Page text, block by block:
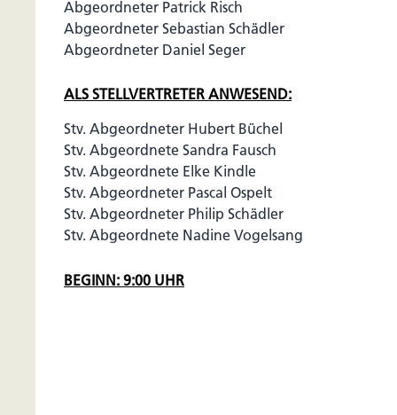
Abgeordneter Patrick Risch
Abgeordneter Sebastian Schädler
Abgeordneter Daniel Seger
ALS STELLVERTRETER ANWESEND:
Stv. Abgeordneter Hubert Büchel
Stv. Abgeordnete Sandra Fausch
Stv. Abgeordnete Elke Kindle
Stv. Abgeordneter Pascal Ospelt
Stv. Abgeordneter Philip Schädler
Stv. Abgeordnete Nadine Vogelsang
BEGINN: 9:00 UHR